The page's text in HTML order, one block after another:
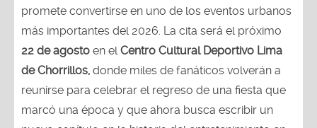
promete convertirse en uno de los eventos urbanos
más importantes del 2026. La cita será el próximo
22 de agosto en elCentro Cultural Deportivo Lima
de Chorrillos, donde miles de fanáticos volverán a
reunirse para celebrar el regreso de una fiesta que
marcó una época y que ahora busca escribir un